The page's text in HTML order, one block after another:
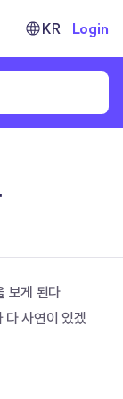
KR Login
보게 된다
다 사연이 있겠